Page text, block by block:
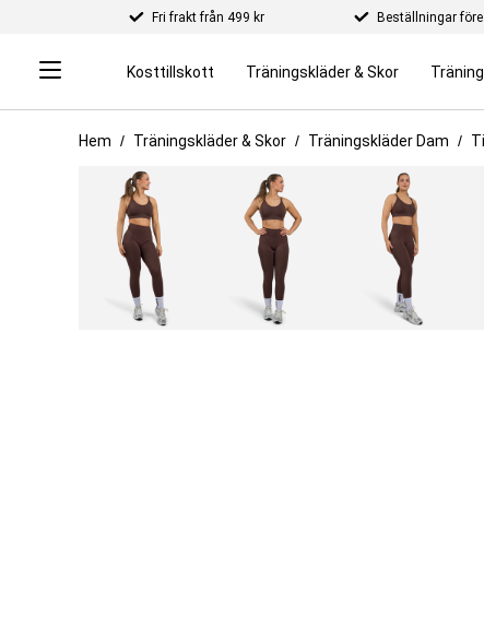
Fri frakt från 499 kr Beställningar
Kosttillskott Träningskläder & Skor
Hem Träningskläder & Skor Träningskläder Dam